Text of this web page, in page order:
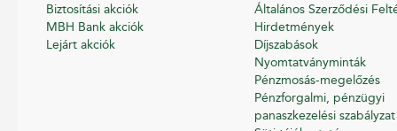
Biztosítási akciók
MBH Bank akciók
Lejárt akciók
Általános Szerződési
Hirdetmények
Díjszabások
Nyomtatványminták
Pénzmosás-megelőzés
Pénzforgalmi, pénzügyi
panaszkezelési szabályzat